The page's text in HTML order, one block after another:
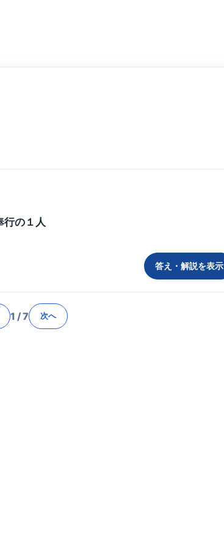
行の１人
答え・解説を表示
1 /7 次へ